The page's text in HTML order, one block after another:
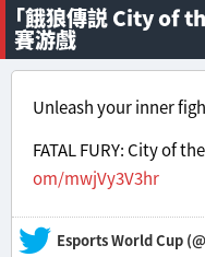
「餓狼傳説 City of
賽游戲
Unleash your inner
FATAL FURY: City of
om/mwjVy3V3hr
— Esports World Cup